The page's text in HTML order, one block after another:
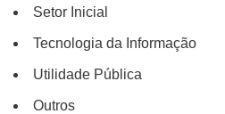
Setor Inicial
Tecnologia da Informação
Utilidade Pública
Outros